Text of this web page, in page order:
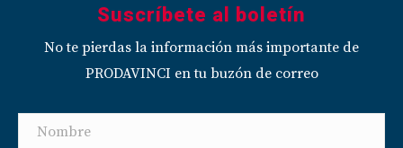
Suscríbete al boletín
No te pierdas la información más importante de
PRODAVINCI en tu buzón de correo